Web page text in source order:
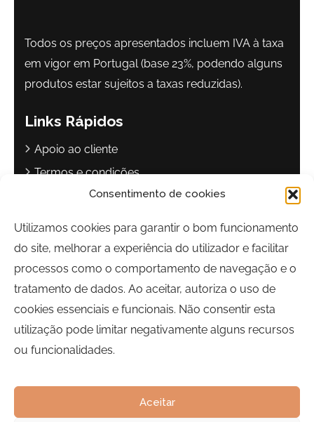
Consentimento de cookies
Utilizamos cookies para garantir o bom funcionamento
do site, melhorar a experiência do utilizador e facilitar
processos como o comportamento de navegação e o
tratamento de dados. Ao aceitar, autoriza o uso de
cookies essenciais e funcionais. Não consentir esta
utilização pode limitar negativamente alguns recursos
ou funcionalidades.
Aceitar
Todos os preços apresentados incluem IVA à taxa
em vigor em Portugal (base 23%, podendo alguns
produtos estar sujeitos a taxas reduzidas).
Links Rápidos
Apoio ao cliente
Termos e condições
Política de privacidade
Contactos
Largo Sebastião Martins Mestre
8700-349, Olhão, Portugal
Horário:Segunda a Sexta-feira | 09h00 às 17h00
bairrocomalma@cm-olhao.pt